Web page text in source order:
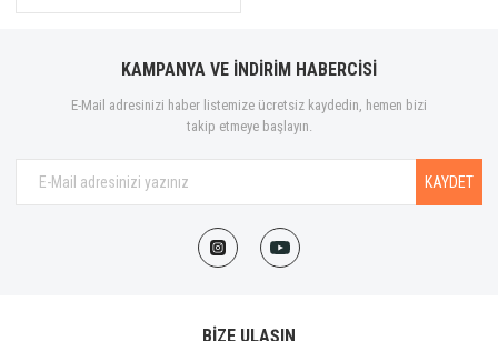
KAMPANYA VE İNDİRİM HABERCİSİ
E-Mail adresinizi haber listemize ücretsiz kaydedin, hemen bizi
takip etmeye başlayın.
KAYDET
BİZE ULAŞIN